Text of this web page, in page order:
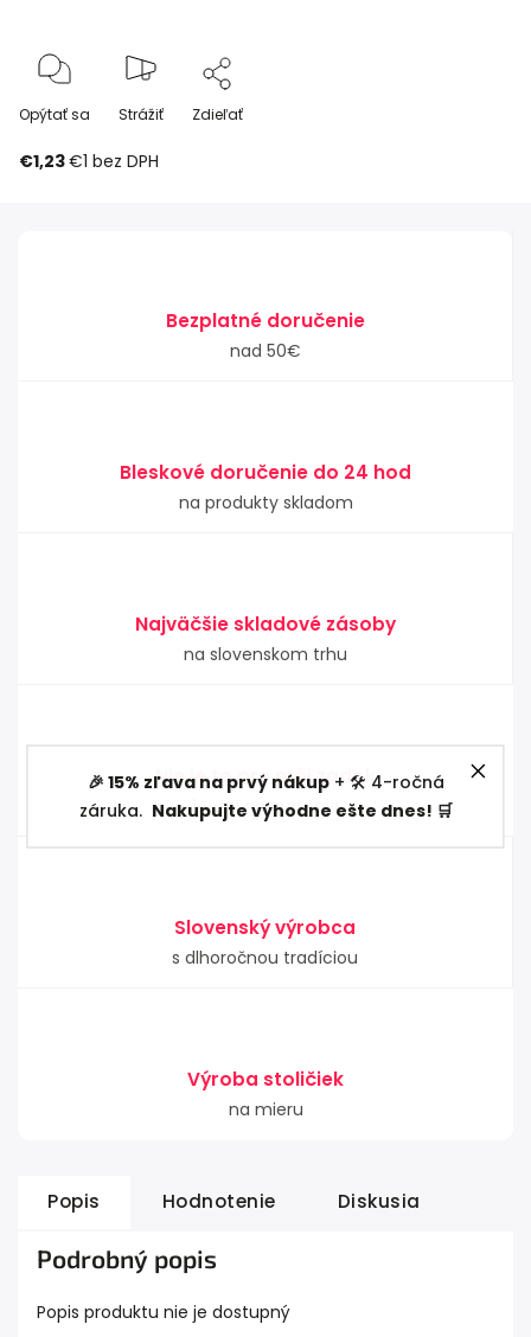
🎉 15% zľava na prvý nákup+ 🛠️ 4-ročná
záruka. Nakupujte výhodne ešte dnes! 🛒
€1,23€1 bez DPH
Opýtať sa Strážiť Zdieľať
Bezplatné doručenie
nad 50€
Bleskové doručenie do 24 hod
na produkty skladom
Najväčšie skladové zásoby
na slovenskom trhu
Nie je to pre môj zadok
14 dní na vrátenie
Slovenský výrobca
s dlhoročnou tradíciou
Výroba stoličiek
na mieru
Popis Hodnotenie Diskusia
Podrobný popis
Popis produktu nie je dostupný